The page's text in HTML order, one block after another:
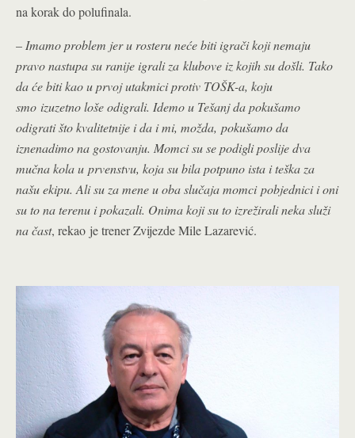
na korak do polufinala.
– Imamo problem jer u rosteru neće biti igrači koji nemaju
pravo nastupa su ranije igrali za klubove iz kojih su došli. Tako
da će biti kao u prvoj utakmici protiv TOŠK-a, koju
smo izuzetno loše odigrali. Idemo u Tešanj da pokušamo
odigrati što kvalitetnije i da i mi, možda, pokušamo da
iznenadimo na gostovanju. Momci su se podigli poslije dva
mučna kola u prvenstvu, koja su bila potpuno ista i teška za
našu ekipu. Ali su za mene u oba slučaja momci pobjednici i oni
su to na terenu i pokazali. Onima koji su to izrežirali neka služi
na čast, rekao je trener Zvijezde Mile Lazarević.